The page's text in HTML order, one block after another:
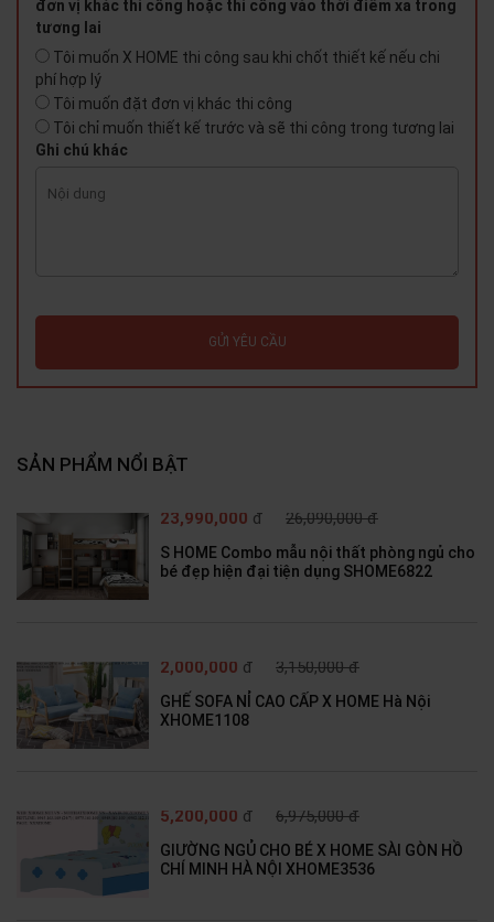
đơn vị khác thi công hoặc thi công vào thời điểm xa trong
tương lai
Tôi muốn X HOME thi công sau khi chốt thiết kế nếu chi
phí hợp lý
Tôi muốn đặt đơn vị khác thi công
Tôi chỉ muốn thiết kế trước và sẽ thi công trong tương lai
Ghi chú khác
GỬI YÊU CẦU
SẢN PHẨM NỔI BẬT
23,990,000 đ 26,090,000 đ
S HOME Combo mẫu nội thất phòng ngủ cho
bé đẹp hiện đại tiện dụng SHOME6822
2,000,000 đ 3,150,000 đ
GHẾ SOFA NỈ CAO CẤP X HOME Hà Nội
XHOME1108
5,200,000 đ 6,975,000 đ
GIƯỜNG NGỦ CHO BÉ X HOME SÀI GÒN HỒ
CHÍ MINH HÀ NỘI XHOME3536